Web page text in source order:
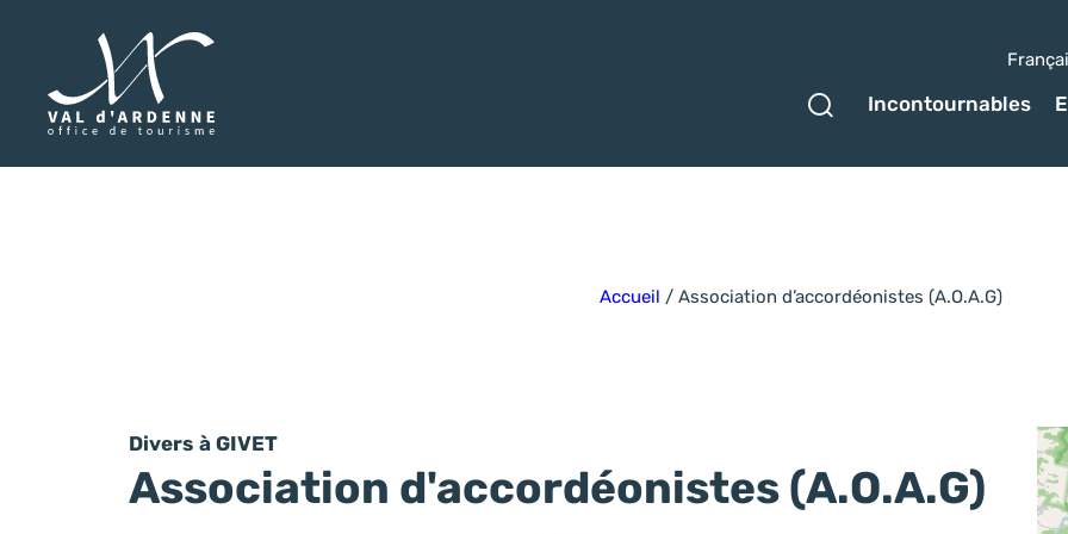
Ouvrir le formulaire
Incontournables
Accueil / Association d’accordéonistes (A.O.A.G)
Divers à GIVET
Association d'accordéonistes (A.O.A.G)